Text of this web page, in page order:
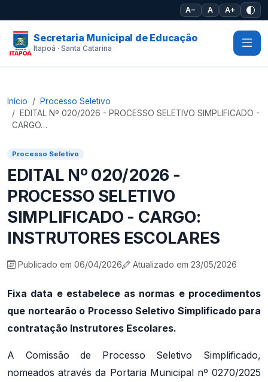
A− A A+
Secretaria Municipal de Educação
Itapoá · Santa Catarina
Início
Processo Seletivo
EDITAL Nº 020/2026 - PROCESSO SELETIVO SIMPLIFICADO -
CARGO…
Processo Seletivo
EDITAL Nº 020/2026 -
PROCESSO SELETIVO
SIMPLIFICADO - CARGO:
INSTRUTORES ESCOLARES
Publicado em 06/04/2026 Atualizado em 23/05/2026
Fixa data e estabelece as normas e procedimentos
que nortearão o Processo Seletivo Simplificado para
contratação Instrutores Escolares.
A Comissão de Processo Seletivo Simplificado,
nomeados através da Portaria Municipal nº 0270/2025